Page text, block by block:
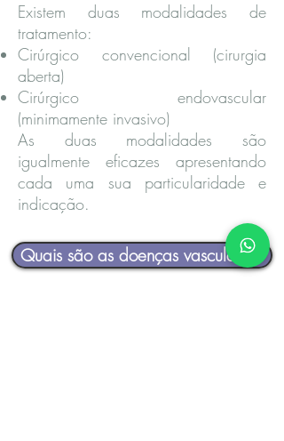
Existem duas modalidades de
tratamento:
Cirúrgico convencional (cirurgia
aberta)
Cirúrgico endovascular
(minimamente invasivo)
As duas modalidades são
igualmente eficazes apresentando
cada uma sua particularidade e
indicação.
Quais são as doenças vasculares?